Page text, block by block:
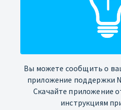
Вы можете сообщить о
приложение поддержки
Скачайте приложение
инструкциям